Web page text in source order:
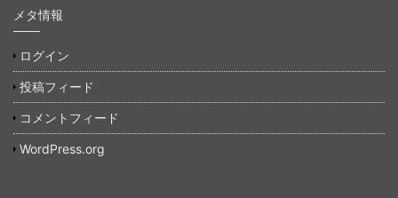
メタ情報
ログイン
投稿フィード
コメントフィード
WordPress.org